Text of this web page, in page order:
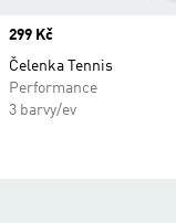
Price
299 Kč
Čelenka Tennis
Performance
3 barvy/ev